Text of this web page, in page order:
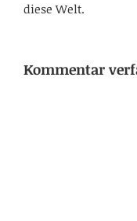
diese Welt.
Kommentar